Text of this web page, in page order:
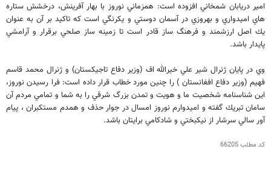
امير دريابان شمخاني افزوده است: همزماني نوروز با بهار آفرينش، درخشش ستاره
هاي اميدواري و بهروزي در آسمان دوستي و يكرنگي است كه تاكيد بر آن به عنوان
يك اصل ارزشمند و فرهنگ ساز قادر است تا زمينه ساز صلحي برقرار و آرامشي
پايدار باشد.
وي در پايان ژنرال شير علي خيرالله اف (وزير دفاع تاجيكستان) و ژنرال محمد قاسم
فهيم (وزير دفاع افغانستان ) را چنين مورد خطاب قرار داده است: فرا رسيدن نوروز،
اين شناسنامه شخصيت ما و هويت و تمدن بزرگ شرقي را به شما و تمامي مردم آن
سامان تبريك گفته و اميدوارم نوروز امسال در جوار حذف و همدم مستكبران ، پيام
آور سالي سرشار از نيكبختي و شادكامي برايتان باشد.
کد مطلب66205